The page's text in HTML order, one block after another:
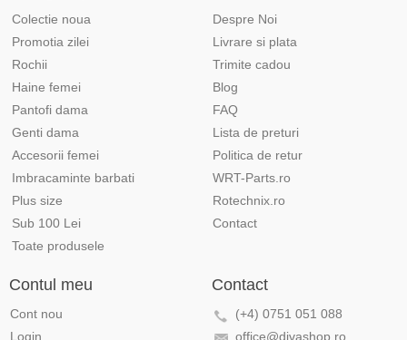
Colectie noua
Promotia zilei
Rochii
Haine femei
Pantofi dama
Genti dama
Accesorii femei
Imbracaminte barbati
Plus size
Sub 100 Lei
Toate produsele
Despre Noi
Livrare si plata
Trimite cadou
Blog
FAQ
Lista de preturi
Politica de retur
WRT-Parts.ro
Rotechnix.ro
Contact
Contul meu
Cont nou
Login
Contact
(+4) 0751 051 088
office@divashop.ro